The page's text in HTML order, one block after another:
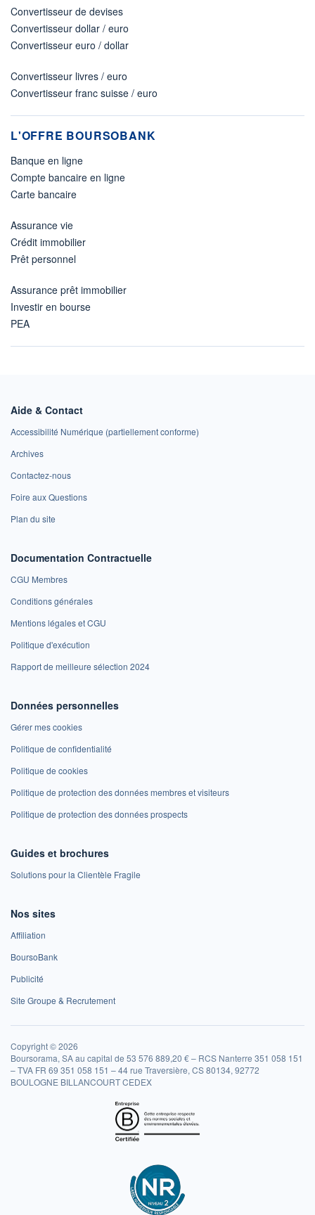
Convertisseur de devises
Convertisseur dollar / euro
Convertisseur euro / dollar
Convertisseur livres / euro
Convertisseur franc suisse / euro
L'OFFRE BOURSOBANK
Banque en ligne
Compte bancaire en ligne
Carte bancaire
Assurance vie
Crédit immobilier
Prêt personnel
Assurance prêt immobilier
Investir en bourse
PEA
Aide & Contact
Accessibilité Numérique (partiellement conforme)
Archives
Contactez-nous
Foire aux Questions
Plan du site
Documentation Contractuelle
CGU Membres
Conditions générales
Mentions légales et CGU
Politique d'exécution
Rapport de meilleure sélection 2024
Données personnelles
Gérer mes cookies
Politique de confidentialité
Politique de cookies
Politique de protection des données membres et visiteurs
Politique de protection des données prospects
Guides et brochures
Solutions pour la Clientèle Fragile
Nos sites
Affiliation
BoursoBank
Publicité
Site Groupe & Recrutement
Copyright © 2026
Boursorama, SA au capital de 53 576 889,20 € – RCS Nanterre 351 058 151
– TVA FR 69 351 058 151 – 44 rue Traversière, CS 80134, 92772
BOULOGNE BILLANCOURT CEDEX